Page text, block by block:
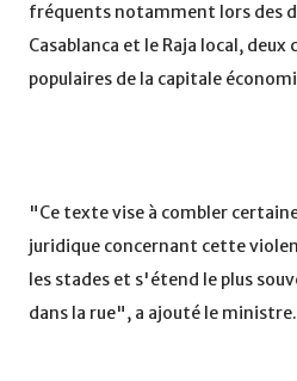
fréquents notamment lors des
Casablanca et le Raja local, deux
populaires de la capitale
"Ce texte vise à combler
juridique concernant cette
les stades et s'étend le plus
dans la rue", a ajouté le ministre.